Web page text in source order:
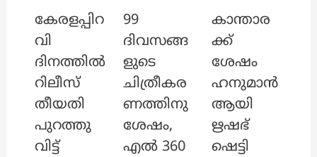
കേരളപ്പിറ
വി
ദിനത്തിൽ
റിലീസ്
തീയതി
പുറത്തു
വിട്ട്
99
ദിവസങ്ങ
ളുടെ
ചിത്രീകര
ണത്തിനു
ശേഷം,
എൽ 360
കാന്താര
ക്ക്
ശേഷം
ഹനുമാൻ
ആയി
ഋഷഭ്
ഷെട്ടി